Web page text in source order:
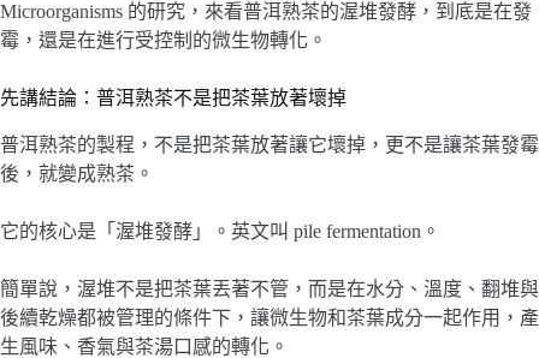
Microorganisms 的研究，來看普洱熟茶的渥堆發酵，到底是在發
霉，還是在進行受控制的微生物轉化。
先講結論：普洱熟茶不是把茶葉放著壞掉
普洱熟茶的製程，不是把茶葉放著讓它壞掉，更不是讓茶葉發霉
後，就變成熟茶。
它的核心是「渥堆發酵」。英文叫 pile fermentation。
簡單說，渥堆不是把茶葉丟著不管，而是在水分、溫度、翻堆與
後續乾燥都被管理的條件下，讓微生物和茶葉成分一起作用，產
生風味、香氣與茶湯口感的轉化。